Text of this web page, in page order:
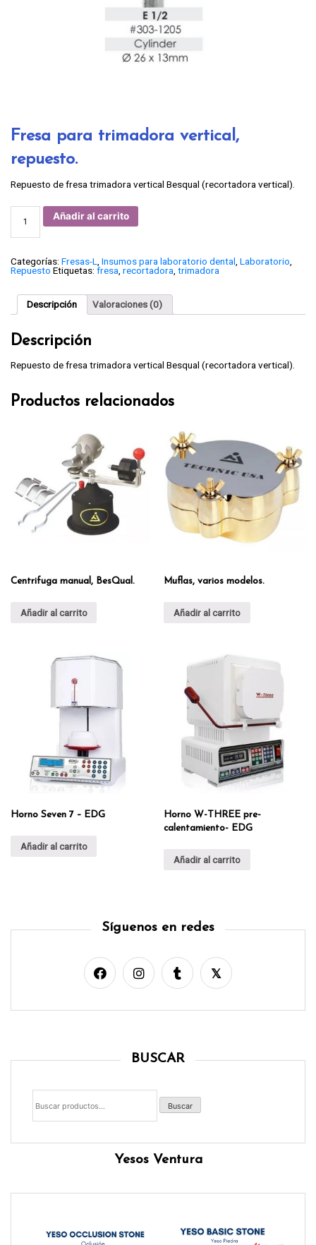
Fresa para trimadora vertical,
repuesto.
Repuesto de fresa trimadora vertical Besqual (recortadora vertical).
Fresa
para
trimadora
vertical,
cantidad
Añadir al carrito
Categorías: Fresas-L Insumos para laboratorio dental Laboratorio
Repuesto Etiquetas: fresa recortadora trimadora
Descripción Valoraciones (0)
Descripción
Repuesto de fresa trimadora vertical Besqual (recortadora vertical).
Productos relacionados
Centrifuga manual, BesQual.
Añadir al carrito
Muflas, varios modelos.
Añadir al carrito
Horno Seven 7 – EDG
Añadir al carrito
Horno W-THREE pre-
calentamiento- EDG
Añadir al carrito
Síguenos en redes
BUSCAR
Buscar
por:
Buscar
Yesos Ventura